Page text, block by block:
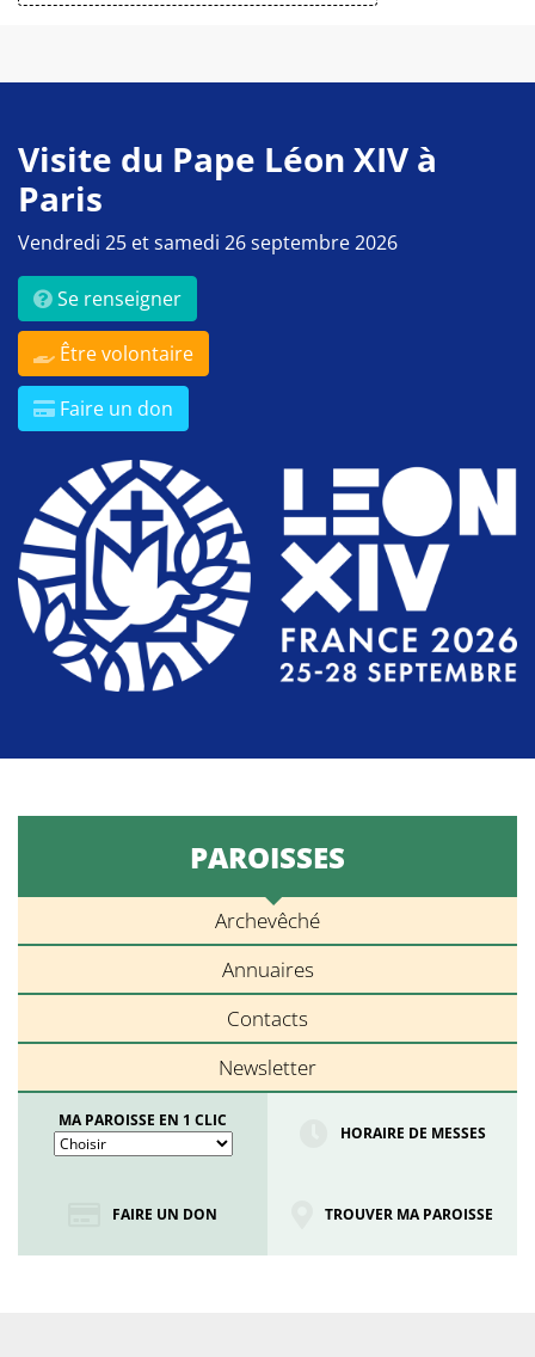
Visite du Pape Léon XIV à
Paris
Vendredi 25 et samedi 26 septembre 2026
Se renseigner
Être volontaire
Faire un don
PAROISSES
Archevêché
Annuaires
Contacts
Newsletter
MA PAROISSE EN 1 CLIC
HORAIRE DE MESSES
FAIRE UN DON TROUVER MA PAROISSE